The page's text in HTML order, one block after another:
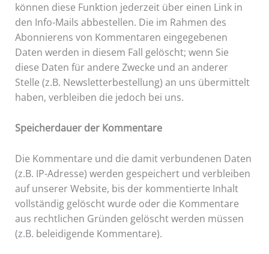
können diese Funktion jederzeit über einen Link in
den Info-Mails abbestellen. Die im Rahmen des
Abonnierens von Kommentaren eingegebenen
Daten werden in diesem Fall gelöscht; wenn Sie
diese Daten für andere Zwecke und an anderer
Stelle (z.B. Newsletterbestellung) an uns übermittelt
haben, verbleiben die jedoch bei uns.
Speicherdauer der Kommentare
Die Kommentare und die damit verbundenen Daten
(z.B. IP-Adresse) werden gespeichert und verbleiben
auf unserer Website, bis der kommentierte Inhalt
vollständig gelöscht wurde oder die Kommentare
aus rechtlichen Gründen gelöscht werden müssen
(z.B. beleidigende Kommentare).